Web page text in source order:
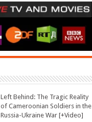
Left Behind: The Tragic Reality
of Cameroonian Soldiers in the
Russia-Ukraine War [+Video]